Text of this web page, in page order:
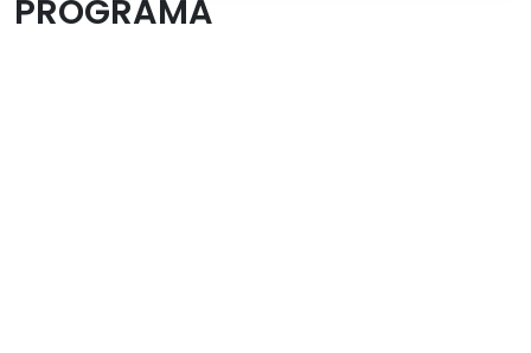
PROGRAMA